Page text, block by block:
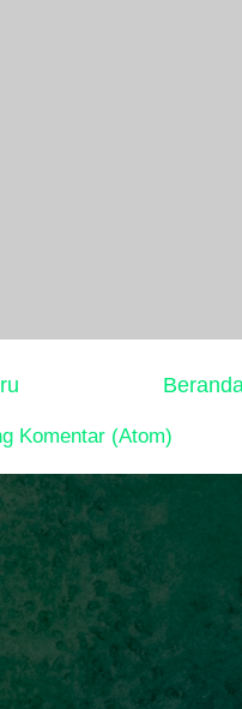
Komentar (Atom)